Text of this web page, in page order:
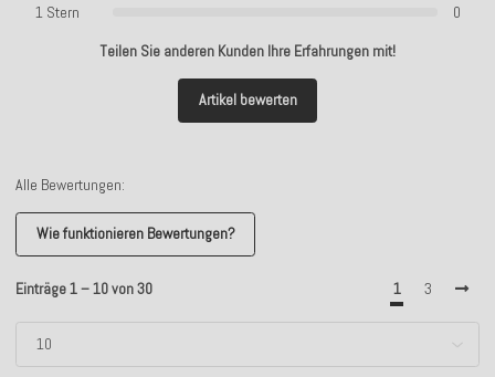
1 Stern
0
Teilen Sie anderen Kunden Ihre Erfahrungen mit!
Artikel bewerten
Alle Bewertungen:
Wie funktionieren Bewertungen?
Einträge 1 – 10 von 30 1 3